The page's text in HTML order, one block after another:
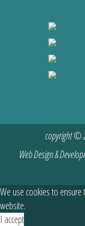
copyright ©
Web Design &
We use cookies to
website.
I accept